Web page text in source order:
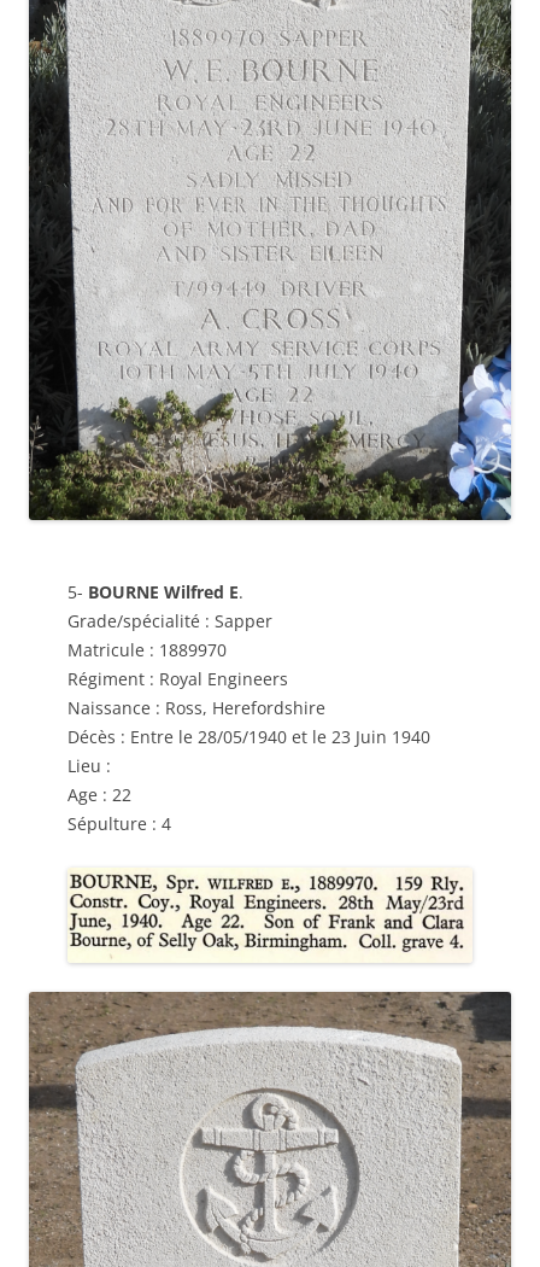
5- BOURNE Wilfred E.
Grade/spécialité : Sapper
Matricule : 1889970
Régiment : Royal Engineers
Naissance : Ross, Herefordshire
Décès : Entre le 28/05/1940 et le 23 Juin 1940
Lieu :
Age : 22
Sépulture : 4